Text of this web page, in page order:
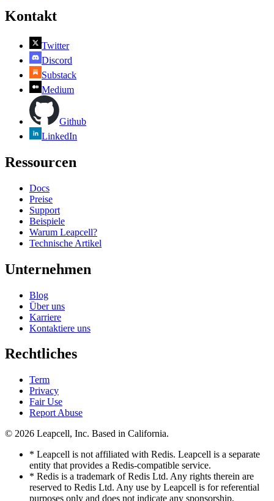
Kontakt
Twitter
Discord
Substack
Medium
Github
LinkedIn
Ressourcen
Docs
Preise
Support
Beispiele
Warum Leapcell?
Technische Artikel
Unternehmen
Blog
Über uns
Karriere
Kontaktiere uns
Rechtliches
Term
Privacy
Fair Use
Report Abuse
© 2026 Leapcell, Inc. Based in California.
* Leapcell is not affiliated with Redis. Leapcell is a separate
entity that provides a Redis-compatible service.
* Redis is a trademark of Redis Ltd. Any rights therein are
reserved to Redis Ltd. Any use by Leapcell is for referential
purposes only and does not indicate any sponsorship,